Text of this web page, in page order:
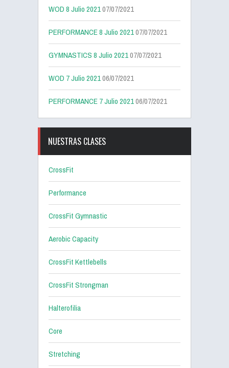
WOD 8 Julio 202107/07/2021
PERFORMANCE 8 Julio 202107/07/2021
GYMNASTICS 8 Julio 202107/07/2021
WOD 7 Julio 202106/07/2021
PERFORMANCE 7 Julio 202106/07/2021
NUESTRAS CLASES
CrossFit
Performance
CrossFit Gymnastic
Aerobic Capacity
CrossFit Kettlebells
CrossFit Strongman
Halterofilia
Core
Stretching